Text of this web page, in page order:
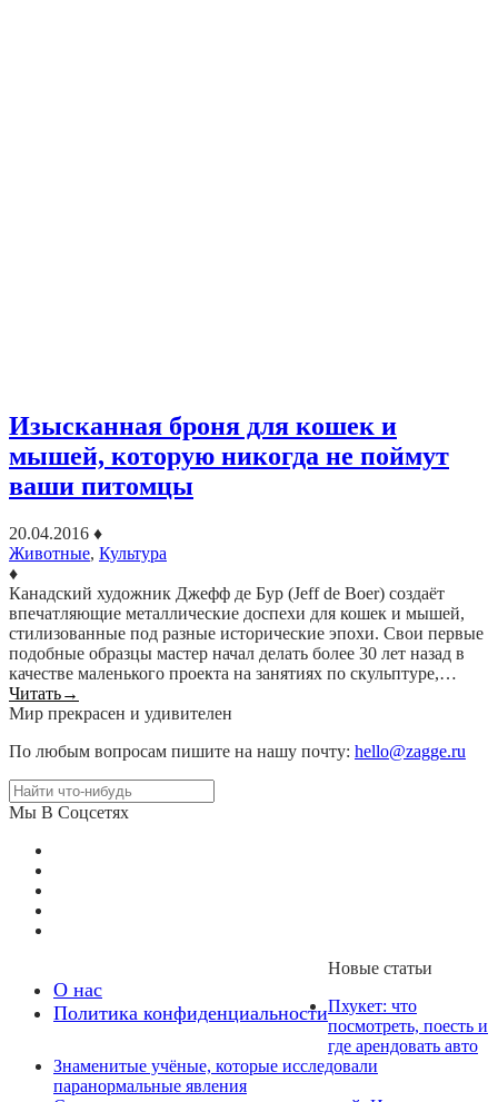
Изысканная броня для кошек и
мышей, которую никогда не поймут
ваши питомцы
20.04.2016 ♦
Животные, Культура
♦
Канадский художник Джефф де Бур (Jeff de Boer) создаёт
впечатляющие металлические доспехи для кошек и мышей,
стилизованные под разные исторические эпохи. Свои первые
подобные образцы мастер начал делать более 30 лет назад в
качестве маленького проекта на занятиях по скульптуре,…
Читать→
Мир прекрасен и удивителен
По любым вопросам пишите на нашу почту: hello@zagge.ru
Мы В Соцсетях
О нас
Политика конфиденциальности
Новые статьи
Пхукет: что
посмотреть, поесть и
где арендовать авто
Знаменитые учёные, которые исследовали
паранормальные явления